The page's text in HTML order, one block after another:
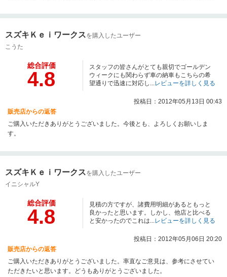
スズキＫｅｉワークスを購入したユーザー
こうた
総合評価
4.8
スタッフの皆さんがとても親切でゴールデン
ウィークにも関わらず車の納車もこちらの希
望通りで迅速に対応し... レビューを詳しく見る
投稿日：2012年05月13日 00:43
販売店からの返答
ご購入いただきありがとうございました。今後とも、よろしくお願いしま
す。
スズキＫｅｉワークスを購入したユーザー
イニシャルY
総合評価
4.8
見積の方ですが、諸費用明細があるともっと
良かったと思います。しかし、他店と比べる
と安かったのでこれは... レビューを詳しく見る
投稿日：2012年05月06日 20:20
販売店からの返答
ご購入いただきありがとうございました。率直なご意見は、参考にさせてい
ただきたいと思います。どうもありがとうございました。